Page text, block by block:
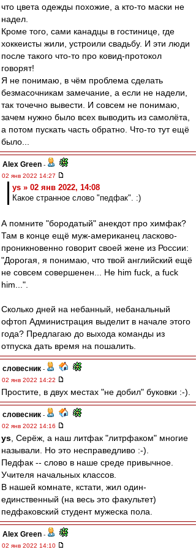
что цвета одежды похожие, а кто-то маски не
надел.
Кроме того, сами канадцы в гостинице, где
хоккеисты жили, устроили свадьбу. И эти люди
после такого что-то про ковид-протокол
говорят!
Я не понимаю, в чём проблема сделать
безмасочникам замечание, а если не надели,
так точечно вывести. И совсем не понимаю,
зачем нужно было всех выводить из самолёта,
а потом пускать часть обратно. Что-то тут ещё
было...
Alex Green -
02 янв 2022 14:27
ys » 02 янв 2022, 14:08
Какое странное слово "педфак". :)
А помните "бородатый" анекдот про химфак?
Там в конце ещё муж-американец ласково-
проникновенно говорит своей жене из России:
"Дорогая, я понимаю, что твой английский ещё
не совсем совершенен... Не him fuck, а fuck
him...".
Сколько дней на небанный, небанальный
офтоп Администрация выделит в начале этого
года? Предлагаю до выхода команды из
отпуска дать время на пошалить.
словесник -
02 янв 2022 14:22
Простите, в двух местах "не добил" буковки :-).
словесник -
02 янв 2022 14:16
ys , Серёж, а наш литфак "литрфаком" многие
называли. Но это несправедливо :-).
Педфак -- слово в наше среде привычное.
Учителя начальных классов.
В нашей комнате, кстати, жил один-
единственный (на весь это факультет)
педфаковский студент мужеска пола.
Alex Green -
02 янв 2022 14:10